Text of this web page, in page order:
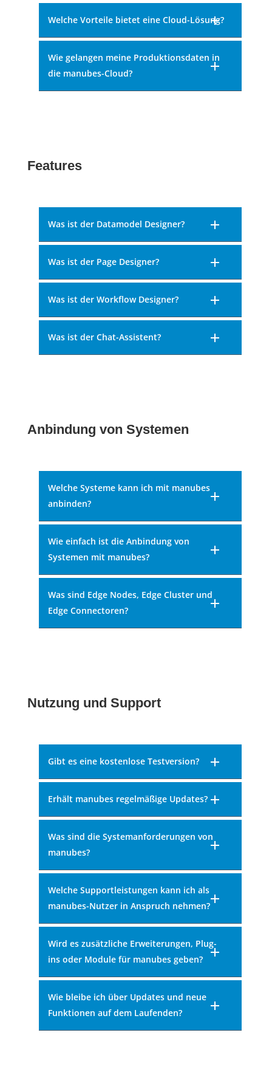
Welche Vorteile bietet eine Cloud-Lösung?
Wie gelangen meine Produktionsdaten in
die manubes-Cloud?
Features
Was ist der Datamodel Designer?
Was ist der Page Designer?
Was ist der Workflow Designer?
Was ist der Chat-Assistent?
Anbindung von Systemen
Welche Systeme kann ich mit manubes
anbinden?
Wie einfach ist die Anbindung von
Systemen mit manubes?
Was sind Edge Nodes, Edge Cluster und
Edge Connectoren?
Nutzung und Support
Gibt es eine kostenlose Testversion?
Erhält manubes regelmäßige Updates?
Was sind die Systemanforderungen von
manubes?
Welche Supportleistungen kann ich als
manubes-Nutzer in Anspruch nehmen?
Wird es zusätzliche Erweiterungen, Plug-
ins oder Module für manubes geben?
Wie bleibe ich über Updates und neue
Funktionen auf dem Laufenden?